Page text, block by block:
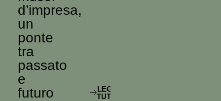
d’impresa,
un
ponte
tra
passato
e
futuro
LEGGI
TUTTO